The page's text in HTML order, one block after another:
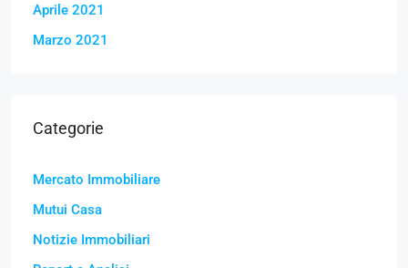
Aprile 2021
Marzo 2021
Categorie
Mercato Immobiliare
Mutui Casa
Notizie Immobiliari